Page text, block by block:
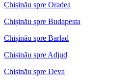
Chișinău spre Oradea
Chișinău spre Budapesta
Chișinău spre Barlad
Chișinău spre Adjud
Chișinău spre Deva